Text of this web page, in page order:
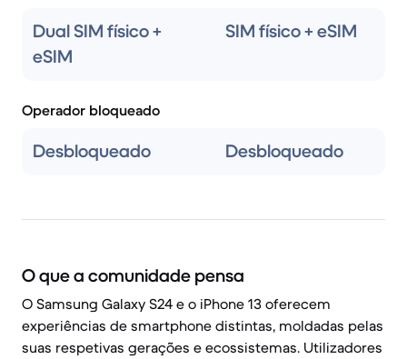
Dual SIM físico +
eSIM
SIM físico + eSIM
Operador bloqueado
Desbloqueado Desbloqueado
O que a comunidade pensa
O Samsung Galaxy S24 e o iPhone 13 oferecem
experiências de smartphone distintas, moldadas pelas
suas respetivas gerações e ecossistemas. Utilizadores